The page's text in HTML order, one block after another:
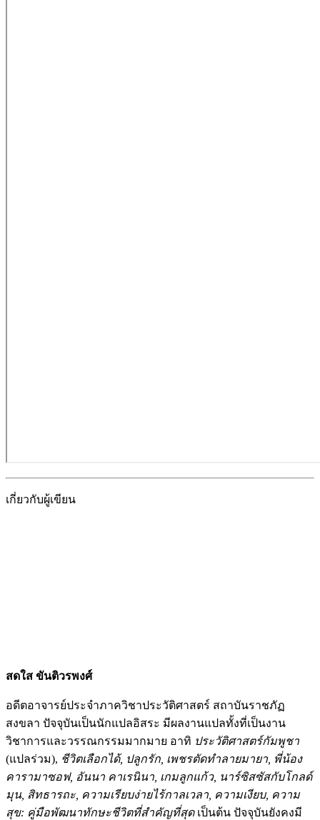
เกี่ยวกับผู้เขียน
สดใส ขันติวรพงศ์
อดีตอาจารย์ประจำภาควิชาประวัติศาสตร์ สถาบันราชภัฏ
สงขลา ปัจจุบันเป็นนักแปลอิสระ มีผลงานแปลทั้งที่เป็นงาน
วิชาการและวรรณกรรมมากมาย อาทิ ประวัติศาสตร์กัมพูชา
(แปลร่วม), ชีวิตเลือกได้, ปลูกรัก, เพชรตัดทำลายมายา, พี่น้อง
คารามาซอฟ, อันนา คาเรนินา, เกมลูกแก้ว, นาร์ซิสซัสกับโกลด์
มุน, สิทธารถะ, ความเรียบง่ายไร้กาลเวลา, ความเงียบ, ความ
สุข: คู่มือพัฒนาทักษะชีวิตที่สำคัญที่สุดเป็นต้น ปัจจุบันยังคงมี